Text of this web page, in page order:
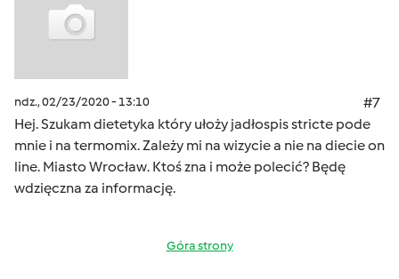
ndz., 02/23/2020 - 13:10
#7
Hej. Szukam dietetyka który ułoży jadłospis stricte pode
mnie i na termomix. Zależy mi na wizycie a nie na diecie on
line. Miasto Wrocław. Ktoś zna i może polecić? Będę
wdzięczna za informację.
Góra strony